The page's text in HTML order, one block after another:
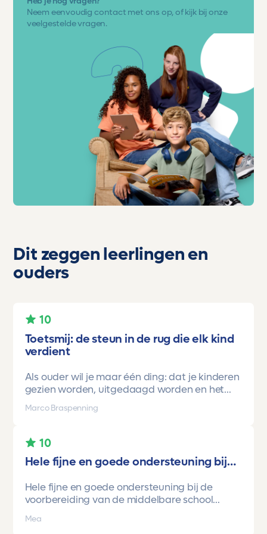
Neem eenvoudig contact met ons op, of kijk bij onze
veelgestelde vragen.
Dit zeggen leerlingen en
ouders
10
Toetsmij: de steun in de rug die elk kind
verdient
Als ouder wil je maar één ding: dat je kinderen
gezien worden, uitgedaagd worden en het
vertrouwen krijgen dat ze méér kunnen dan ze
zelf soms denken. Voor ons is Toetsmij daarin
Onze oudste dochter begon ooit op mavo-
kader. Een lieve, slimme meid, maar soms
toetsen van Toetsmij.....helder, betrouwbaar,
precies op niveau en altijd met ruimte om te
groeien kreeg ze stap voor stap het
Marco Braspenning
10
Hele fijne en goede ondersteuning bij…
Hele fijne en goede ondersteuning bij de
voorbereiding van de middelbare school
toetsen. Havo/vwo brugjaren gebruik
gemaakt van Toetsmij. Realistische toetsen.
Mea